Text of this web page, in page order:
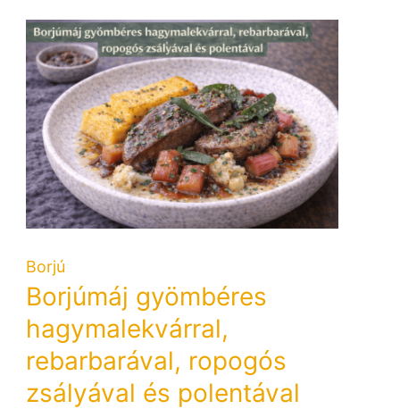
Borjú
Borjúmáj gyömbéres
hagymalekvárral,
rebarbarával, ropogós
zsályával és polentával